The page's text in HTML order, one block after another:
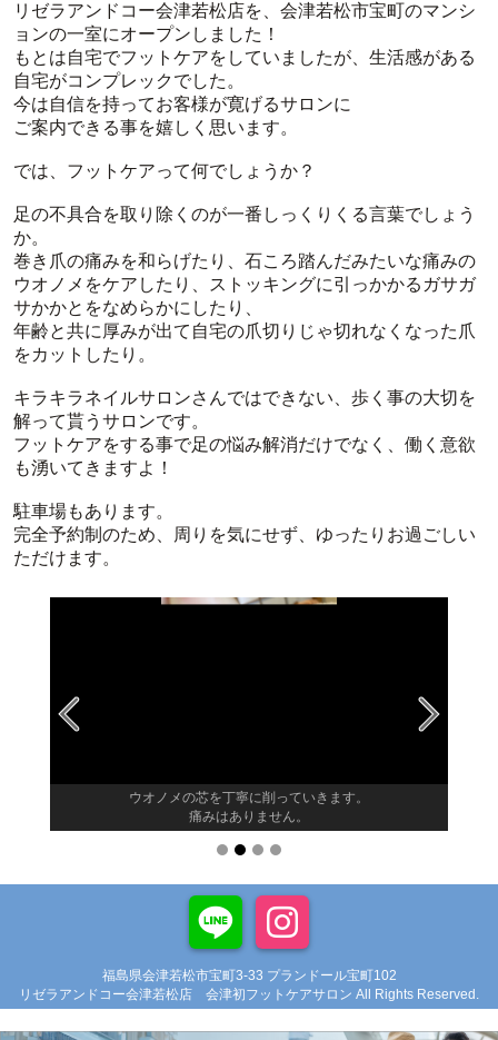
リゼラアンドコー会津若松店を、会津若松市宝町のマンシ
ョンの一室にオープンしました！
もとは自宅でフットケアをしていましたが、生活感がある
自宅がコンプレックでした。
今は自信を持ってお客様が寛げるサロンに
ご案内できる事を嬉しく思います。
では、フットケアって何でしょうか？
足の不具合を取り除くのが一番しっくりくる言葉でしょう
か。
巻き爪の痛みを和らげたり、石ころ踏んだみたいな痛みの
ウオノメをケアしたり、ストッキングに引っかかるガサガ
サかかとをなめらかにしたり、
年齢と共に厚みが出て自宅の爪切りじゃ切れなくなった爪
をカットしたり。
キラキラネイルサロンさんではできない、歩く事の大切を
解って貰うサロンです。
フットケアをする事で足の悩み解消だけでなく、働く意欲
も湧いてきますよ！
駐車場もあります。
完全予約制のため、周りを気にせず、ゆったりお過ごしい
ただけます。
ウオノメの芯を丁寧に削っていきます。
痛みはありません。
福島県会津若松市宝町3-33 プランドール宝町102
リゼラアンドコー会津若松店 会津初フットケアサロン All Rights Reserved.